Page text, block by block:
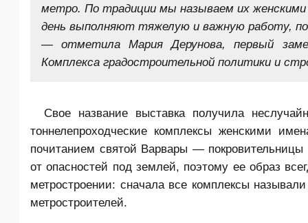
метро. По традиции мы называем их
день выполняют тяжелую и важную работу,
— отметила Мария Дерунова, первый
Комплекса градостроительной политики и
Свое название выставка получила
тоннелепроходческие комплексы женскими
почитанием святой Варвары —
от опасностей под землей, поэтому ее образ
метростроении: сначала все комплексы
метростроителей.